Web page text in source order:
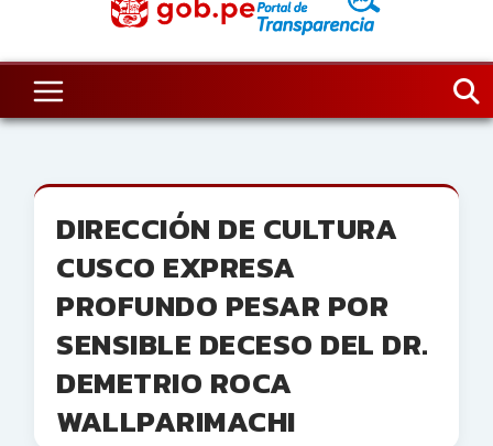
DIRECCIÓN DE CULTURA
CUSCO EXPRESA
PROFUNDO PESAR POR
SENSIBLE DECESO DEL DR.
DEMETRIO ROCA
WALLPARIMACHI